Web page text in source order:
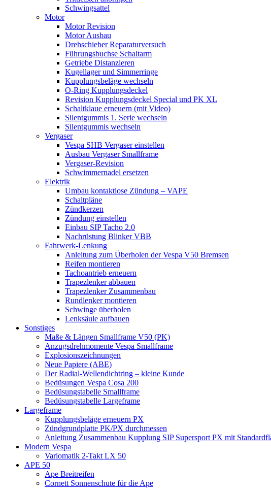
Schwingsattel
Motor
Motor Revision
Motor Ausbau
Drehschieber Reparaturversuch
Führungsbuchse Schaltarm
Getriebe Distanzieren
Kugellager und Simmerringe
Kupplungsbeläge wechseln
O-Ring Kupplungsdeckel
Revision Kupplungsdeckel Special und PK XL
Schaltklaue erneuern (mit Video)
Silentgummis 1. Serie wechseln
Silentgummis wechseln
Vergaser
Vespa SHB Vergaser einstellen
Ausbau Vergaser Smallframe
Vergaser-Revision
Schwimmernadel ersetzen
Elektrik
Umbau kontaktlose Zündung – VAPE
Schaltpläne
Zündkerzen
Zündung einstellen
Einbau SIP Tacho 2.0
Nachrüstung Blinker VBB
Fahrwerk-Lenkung
Anleitung zum Überholen der Vespa V50 Bremsen
Reifen montieren
Tachoantrieb erneuern
Trapezlenker abbauen
Trapezlenker Zusammenbau
Rundlenker montieren
Schwinge überholen
Lenksäule aufbauen
Sonstiges
Maße & Längen Smallframe V50 (PK)
Anzugsdrehmomente Vespa Smallframe
Explosionszeichnungen
Neue Papiere (ABE)
Der Radial-Wellendichtring – kleine Kunde
Bedüsungen Vespa Cosa 200
Bedüsungstabelle Smallframe
Bedüsungstabelle Largeframe
Largeframe
Kupplungsbeläge erneuern PX
Zündgrundplatte PK/PX durchmessen
Anleitung Zusammenbau Kupplung SIP Supersport PX mit
Modern Vespa
Variomatik 2-Takt LX 50
APE 50
Ape Breitreifen
Cornett Sonnenschute für die Ape